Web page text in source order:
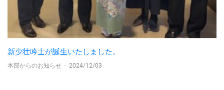
新少壮吟士が誕生いたしました。
本部からのお知らせ - 2024/12/03